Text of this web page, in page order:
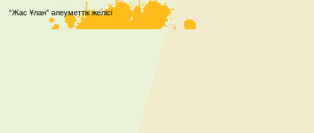
“Жас Ұлан” әлеуметтік желісі